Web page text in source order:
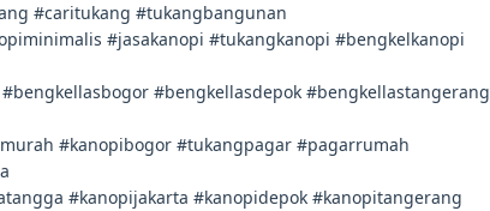
#caritukang #tukangbangunan
#jasakanopi #tukangkanopi #bengkelkanopi
#bengkellasdepok #bengkellastangerang
#kanopibogor #tukangpagar #pagarrumah
#kanopijakarta #kanopidepok #kanopitangerang